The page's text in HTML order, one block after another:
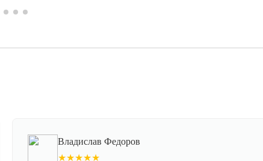
Владислав Федоров
★★★★★